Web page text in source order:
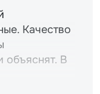
Качество
объяснят. В